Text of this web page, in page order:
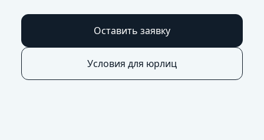
Оставить заявку
Условия для юрлиц